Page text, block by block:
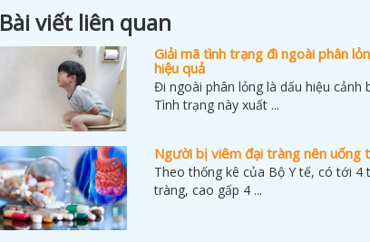
Bài viết liên quan
Giải mã tình trạng đi ngoài phân
hiệu quả
Đi ngoài phân lỏng là dấu hiệu cảnh
Tình trạng này xuất ...
Người bị viêm đại tràng nên uống
Theo thống kê của Bộ Y tế, có tới 4
tràng, cao gấp 4 ...